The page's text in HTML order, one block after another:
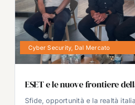
Cyber Security, Dal Mercato
ESET e le nuove frontiere
Sfide, opportunità e la realtà